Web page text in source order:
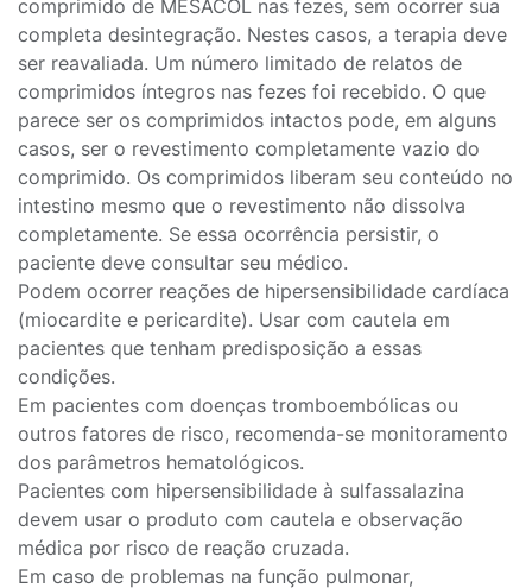
comprimido de MESACOL nas fezes, sem ocorrer sua
completa desintegração. Nestes casos, a terapia deve
ser reavaliada. Um número limitado de relatos de
comprimidos íntegros nas fezes foi recebido. O que
parece ser os comprimidos intactos pode, em alguns
casos, ser o revestimento completamente vazio do
comprimido. Os comprimidos liberam seu conteúdo no
intestino mesmo que o revestimento não dissolva
completamente. Se essa ocorrência persistir, o
paciente deve consultar seu médico.
Podem ocorrer reações de hipersensibilidade cardíaca
(miocardite e pericardite). Usar com cautela em
pacientes que tenham predisposição a essas
condições.
Em pacientes com doenças tromboembólicas ou
outros fatores de risco, recomenda-se monitoramento
dos parâmetros hematológicos.
Pacientes com hipersensibilidade à sulfassalazina
devem usar o produto com cautela e observação
médica por risco de reação cruzada.
Em caso de problemas na função pulmonar,